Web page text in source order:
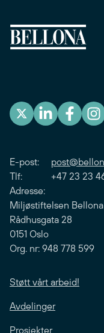
E-post:
Tlf: +47 23 23
Adresse:
Miljøstiftelsen Bellona
Rådhusgata 28
0151 Oslo
Org. nr: 948 778 599
Støtt vårt arbeid!
Avdelinger
Prosjekter